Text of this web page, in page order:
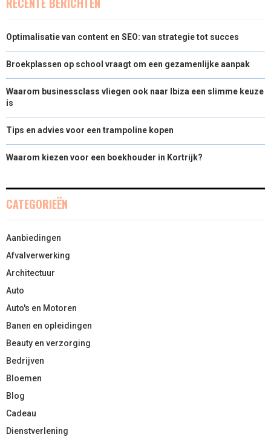
RECENTE BERICHTEN
Optimalisatie van content en SEO: van strategie tot succes
Broekplassen op school vraagt om een gezamenlijke aanpak
Waarom businessclass vliegen ook naar Ibiza een slimme keuze
is
Tips en advies voor een trampoline kopen
Waarom kiezen voor een boekhouder in Kortrijk?
CATEGORIEËN
Aanbiedingen
Afvalverwerking
Architectuur
Auto
Auto's en Motoren
Banen en opleidingen
Beauty en verzorging
Bedrijven
Bloemen
Blog
Cadeau
Dienstverlening